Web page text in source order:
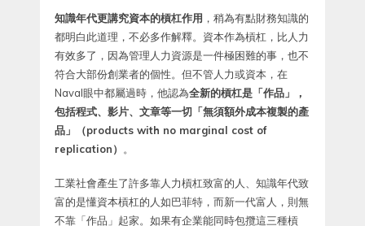
知識年代更講究資本的槓杠作用 ，稍為有點財務知識的
都明白此道理，不必多作解釋。資本作為槓杠，比人力
有效多了，因為管理人力資源是一件極困難的事，也不
符合大部份創業者的個性。但不管人力或資本，在
Naval眼中都屬過時，他認為全新的槓杠是「作品」，
包括程式、影片、文章等一切「無須額外成本複製的產
品」（products with no marginal cost of
replication）
。
工業社會產生了許多靠人力槓杠致富的人、知識年代致
富的是懂資本槓杠的人如巴菲特，而新一代富人，則無
不靠「作品」起家。如果有企業能同時包攬這三種槓